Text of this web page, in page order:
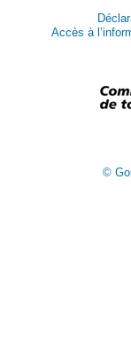
Accès à
©